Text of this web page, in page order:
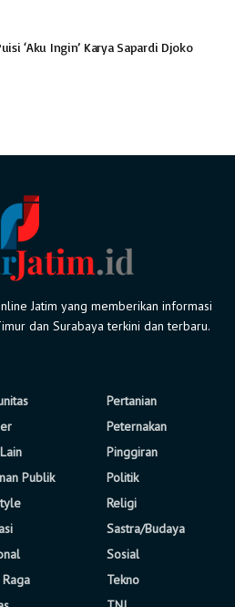
‘Aku Ingin’ Karya Sapardi Djoko
Jatim yang memberikan informasi
dan Surabaya terkini dan terbaru.
Publik
Pertanian
Peternakan
Pinggiran
Politik
Religi
Sastra/Budaya
Sosial
Tekno